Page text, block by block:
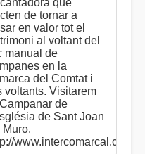
que
de tornar a
en valor tot el
al voltant del
manual de
en la
del Comtat i
voltants. Visitarem
de
de Sant Joan
Muro.
www.intercomarcal.com/